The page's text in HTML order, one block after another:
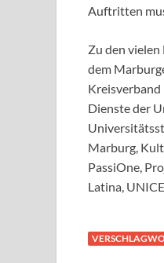
Auftritten
Zu den
dem
Dienste der
Marburg,
PassiOne,
Latina,